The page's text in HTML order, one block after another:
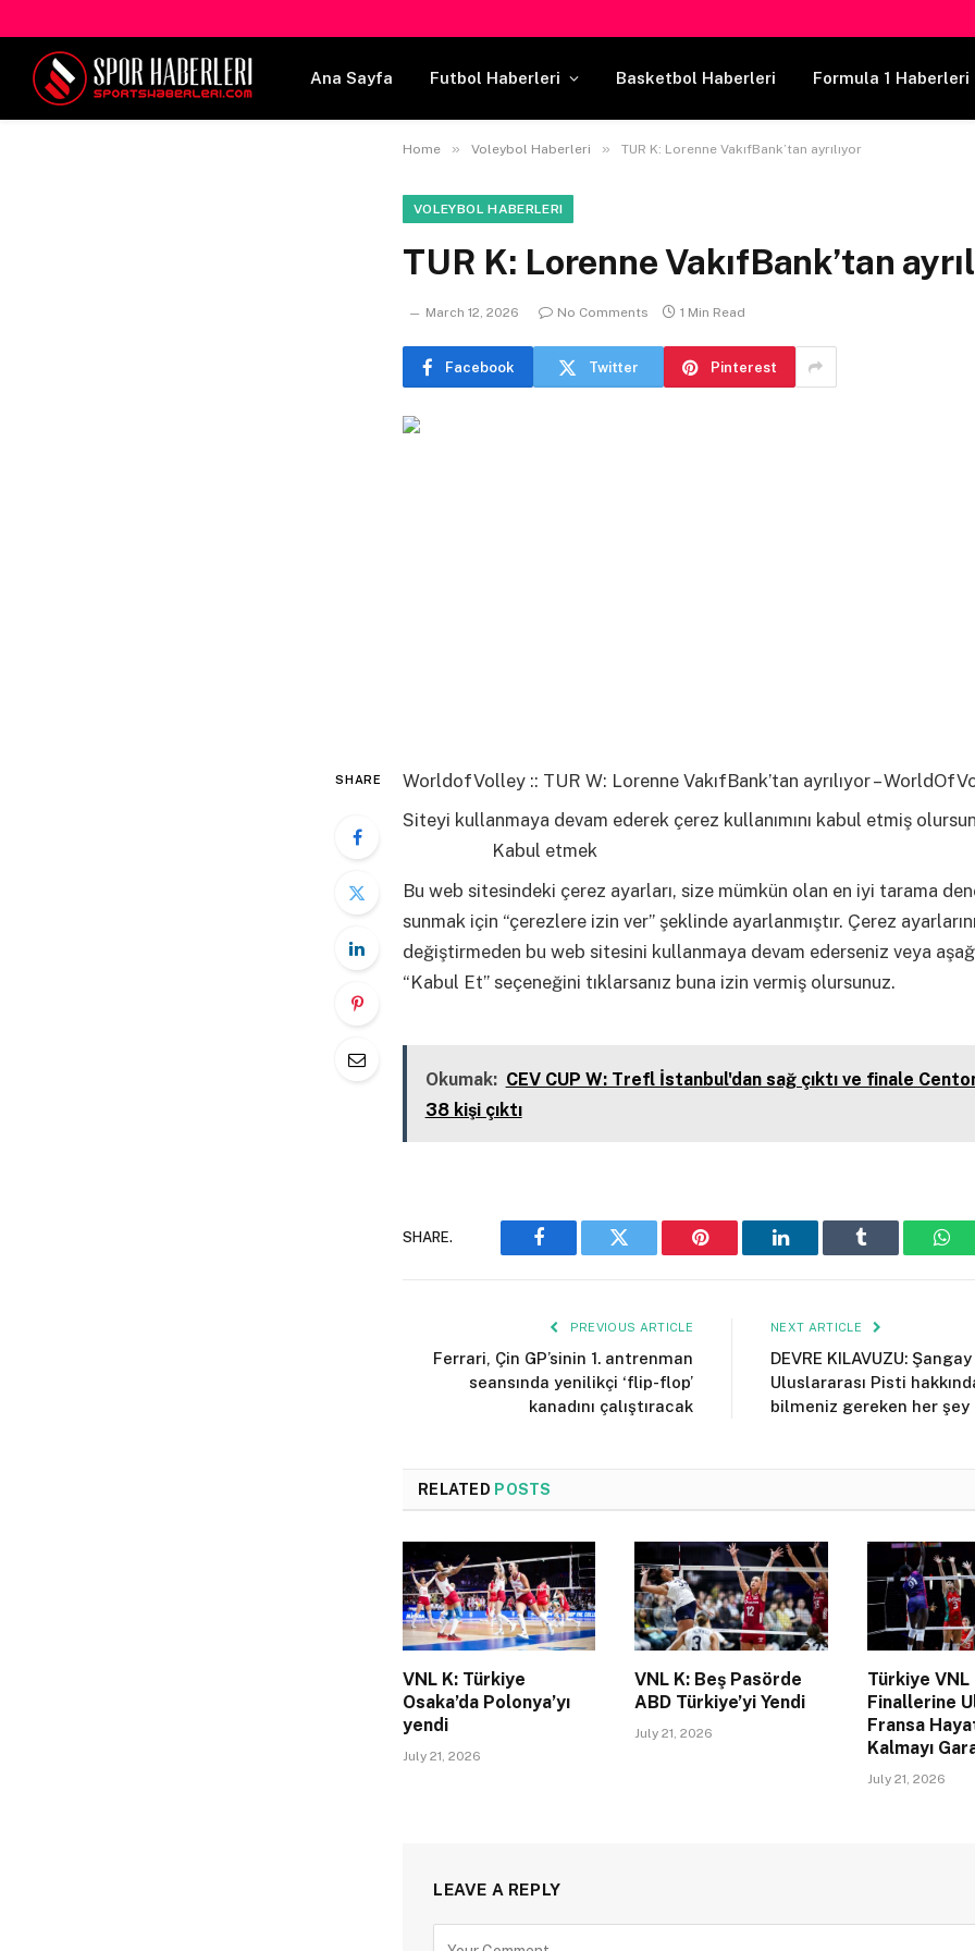
Ana Sayfa Futbol Haberleri Basketbol Haberleri Formula 1 Haberleri
Home » Voleybol Haberleri » TUR K: Lorenne VakıfBank’tan ayrılıyor
VOLEYBOL HABERLERI
TUR K: Lorenne VakıfBank’tan
March 12, 2026 No Comments 1 Min Read
Facebook Twitter Pinterest
SHARE
WorldofVolley :: TUR W: Lorenne VakıfBank’tan ayrılıyor –
Siteyi kullanmaya devam ederek çerez kullanımını kabul etmiş
Kabul etmek
Bu web sitesindeki çerez ayarları, size mümkün olan en iyi tarama
sunmak için “çerezlere izin ver” şeklinde ayarlanmıştır. Çerez
değiştirmeden bu web sitesini kullanmaya devam ederseniz veya
“Kabul Et” seçeneğini tıklarsanız buna izin vermiş olursunuz.
Okumak: CEV CUP W: Trefl İstanbul'dan sağ çıktı ve finale
38 kişi çıktı
SHARE.
Facebook Twitter Pinterest LinkedIn Tumblr
PREVIOUS ARTICLE
Ferrari, Çin GP’sinin 1. antrenman
seansında yenilikçi ‘flip-flop’
kanadını çalıştıracak
NEXT ARTICLE
DEVRE KILAVUZU: Şangay
Uluslararası Pisti
bilmeniz gereken her şey
RELATED POSTS
VNL K: Türkiye
Osaka’da Polonya’yı
yendi
July 21, 2026
VNL K: Beş Pasörde
ABD Türkiye’yi Yendi
July 21, 2026
Türkiye VNL
Finallerine
Fransa
Kalmayı
July 21, 2026
LEAVE A REPLY